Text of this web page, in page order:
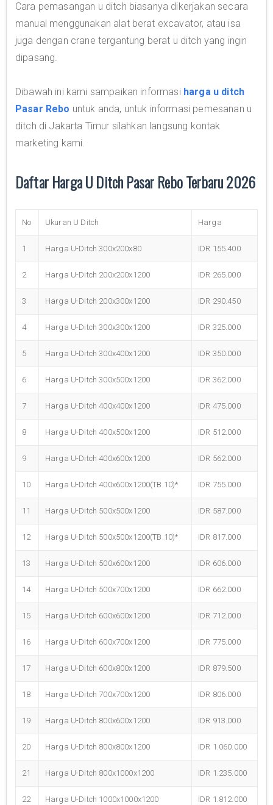
Cara pemasangan u ditch biasanya dikerjakan secara
manual menggunakan alat berat excavator, atau isa
juga dengan crane tergantung berat u ditch yang ingin
dipasang.
Dibawah ini kami sampaikan informasi harga u ditch
Pasar Rebo untuk anda, untuk informasi pemesanan u
ditch di Jakarta Timur silahkan langsung kontak
marketing kami.
Daftar Harga U Ditch Pasar Rebo Terbaru 2026
No Ukuran U Ditch Harga
1 Harga U-Ditch 300x200x80 IDR 155.400
2 Harga U-Ditch 200x200x1200 IDR 265.000
3 Harga U-Ditch 200x300x1200 IDR 290.450
4 Harga U-Ditch 300x300x1200 IDR 325.000
5 Harga U-Ditch 300x400x1200 IDR 350.000
6 Harga U-Ditch 300x500x1200 IDR 362.000
7 Harga U-Ditch 400x400x1200 IDR 475.000
8 Harga U-Ditch 400x500x1200 IDR 512.000
9 Harga U-Ditch 400x600x1200 IDR 562.000
10 Harga U-Ditch 400x600x1200(TB.10)* IDR 755.000
11 Harga U-Ditch 500x500x1200 IDR 587.000
12 Harga U-Ditch 500x500x1200(TB.10)* IDR 817.000
13 Harga U-Ditch 500x600x1200 IDR 606.000
14 Harga U-Ditch 500x700x1200 IDR 662.000
15 Harga U-Ditch 600x600x1200 IDR 712.000
16 Harga U-Ditch 600x700x1200 IDR 775.000
17 Harga U-Ditch 600x800x1200 IDR 879.500
18 Harga U-Ditch 700x700x1200 IDR 806.000
19 Harga U-Ditch 800x600x1200 IDR 913.000
20 Harga U-Ditch 800x800x1200 IDR 1.060.000
21 Harga U-Ditch 800x1000x1200 IDR 1.235.000
22 Harga U-Ditch 1000x1000x1200 IDR 1.812.000